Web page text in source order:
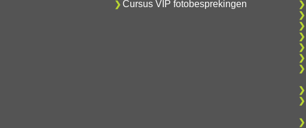
Cursus VIP fotobesprekingen